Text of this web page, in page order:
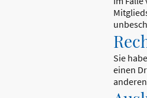
Sie
einen